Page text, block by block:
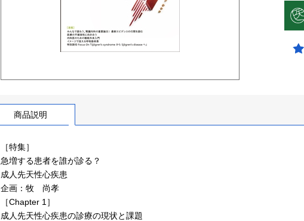
商品説明
［特集］
急増する患者を誰が診る？
成人先天性心疾患
企画：牧 尚孝
［Chapter 1］
成人先天性心疾患の診療の現状と課題